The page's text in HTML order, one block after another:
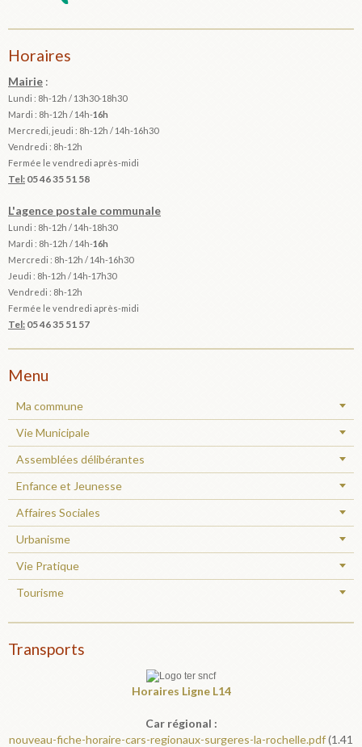
Horaires
Mairie :
Lundi : 8h-12h / 13h30-18h30
Mardi : 8h-12h / 14h-16h
Mercredi, jeudi : 8h-12h / 14h-16h30
Vendredi : 8h-12h
Fermée le vendredi après-midi
Tel: 05 46 35 51 58
L'agence postale communale
Lundi : 8h-12h / 14h-18h30
Mardi : 8h-12h / 14h-16h
Mercredi : 8h-12h / 14h-16h30
Jeudi : 8h-12h / 14h-17h30
Vendredi : 8h-12h
Fermée le vendredi après-midi
Tel: 05 46 35 51 57
Menu
Ma commune
Vie Municipale
Assemblées délibérantes
Enfance et Jeunesse
Affaires Sociales
Urbanisme
Vie Pratique
Tourisme
Transports
Horaires Ligne L14
Car régional :
nouveau-fiche-horaire-cars-regionaux-surgeres-la-rochelle.pdf(1.41